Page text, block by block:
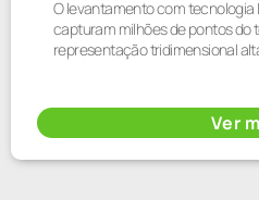
O levantamento com tecnologia
capturam milhões de pontos do
representação tridimensional
Ver